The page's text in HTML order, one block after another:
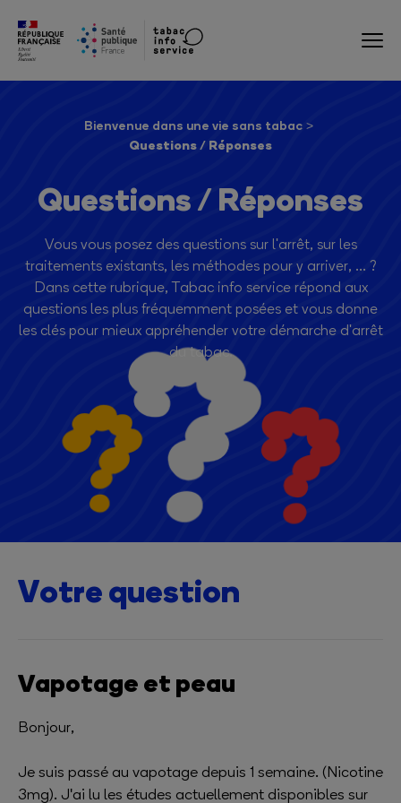
Bienvenue dans une vie sans tabac
Questions / Réponses
Questions / Réponses
Vous vous posez des questions sur l'arrêt, sur les
traitements existants, les méthodes pour y arriver, ... ?
Dans cette rubrique, Tabac info service répond aux
questions les plus fréquemment posées et vous donne
les clés pour mieux appréhender votre démarche d'arrêt
du tabac.
Votre question
Vapotage et peau
Bonjour,
Je suis passé au vapotage depuis 1 semaine. (Nicotine
3mg). J'ai lu les études actuellement disponibles sur